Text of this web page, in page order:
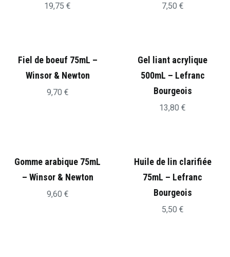
19,75 € 7,50 €
Fiel de boeuf 75mL –
Winsor & Newton
9,70 €
Gel liant acrylique
500mL – Lefranc
Bourgeois
13,80 €
Gomme arabique 75mL
– Winsor & Newton
9,60 €
Huile de lin clarifiée
75mL – Lefranc
Bourgeois
5,50 €